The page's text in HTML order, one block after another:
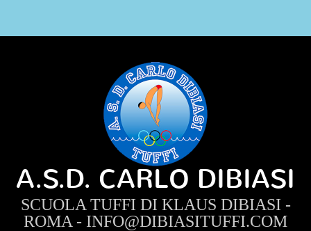
A.S.D. CARLO DIBIASI
SCUOLA TUFFI DI KLAUS DIBIASI -
ROMA - INFO@DIBIASITUFFI.COM